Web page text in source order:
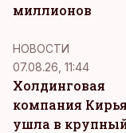
миллионов
НОВОСТИ
07.08.26, 11:44
Холдинговая
компания
ушла в